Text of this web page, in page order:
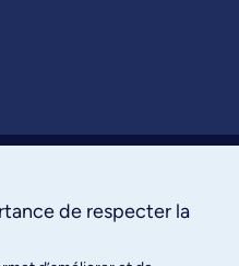
de respecter la